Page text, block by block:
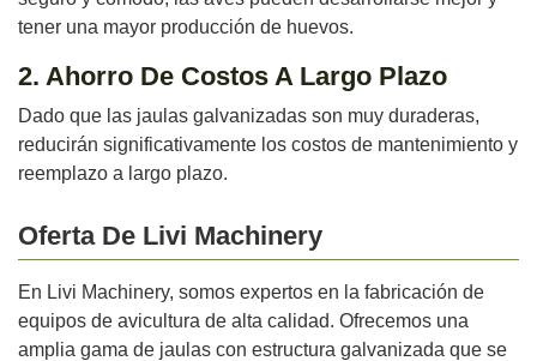
tener una mayor producción de huevos.
2. Ahorro De Costos A Largo Plazo
Dado que las jaulas galvanizadas son muy duraderas,
reducirán significativamente los costos de mantenimiento y
reemplazo a largo plazo.
Oferta De Livi Machinery
En Livi Machinery, somos expertos en la fabricación de
equipos de avicultura de alta calidad. Ofrecemos una
amplia gama de jaulas con estructura galvanizada que se